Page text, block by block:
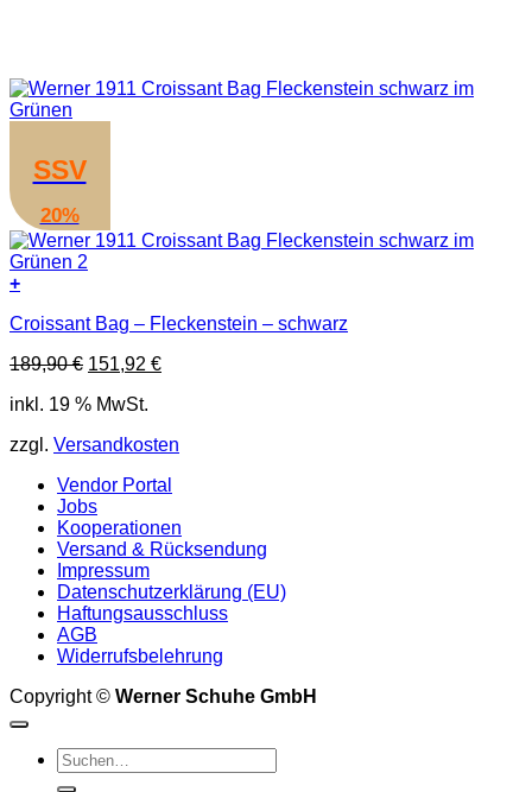
SSV
20%
+
Croissant Bag – Fleckenstein – schwarz
189,90€ Ursprünglicher
war:
151,92 €Aktueller
inkl. 19 % MwSt.
zzgl. Versandkosten
Vendor Portal
Jobs
Kooperationen
Versand & Rücksendung
Impressum
Datenschutzerklärung (EU)
Haftungsausschluss
AGB
Widerrufsbelehrung
Copyright © Werner Schuhe GmbH
Suche
nach: